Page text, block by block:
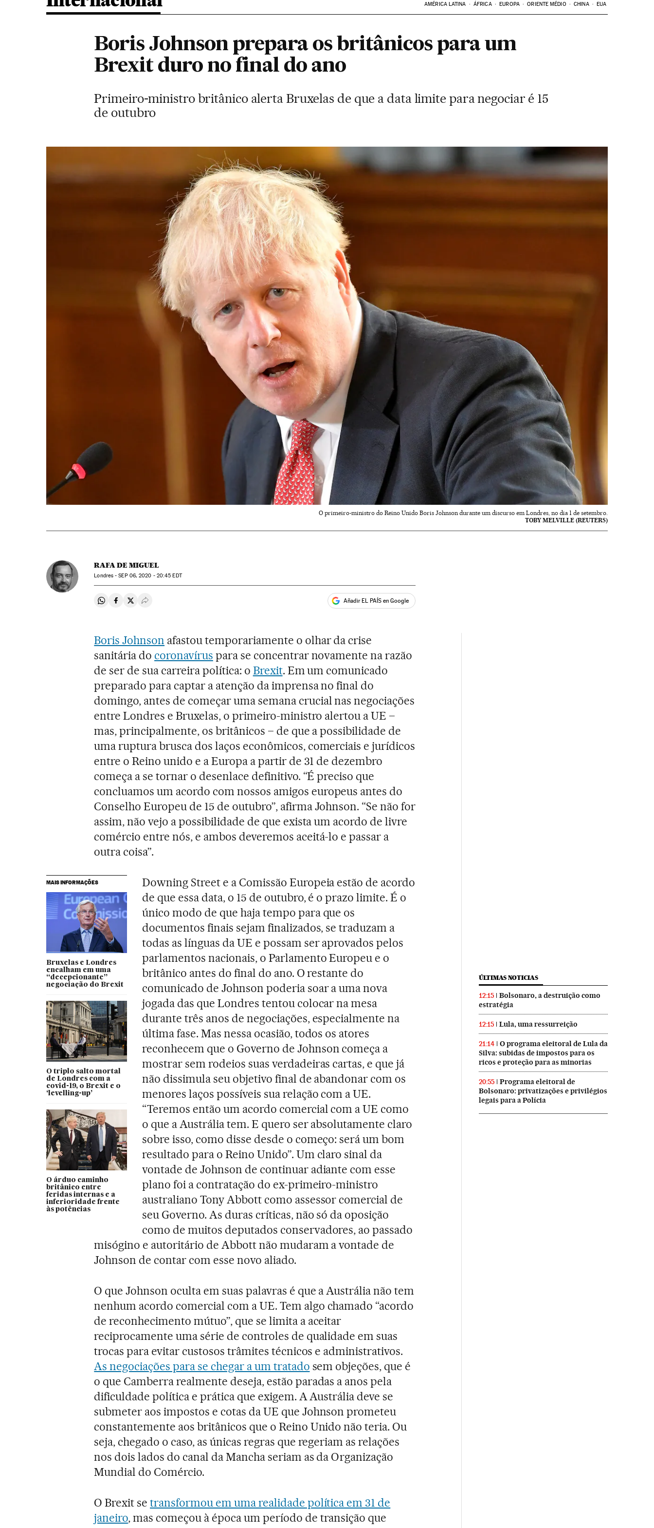
AMÉRICA LATINA ÁFRICA EUROPA ORIENTE MÉDIO CHINA EUA
Boris Johnson prepara os britânicos para um
Brexit duro no final do ano
Primeiro-ministro britânico alerta Bruxelas de que a data limite para negociar é 15
de outubro
O primeiro-ministro do Reino Unido Boris Johnson durante um discurso em Londres, no dia 1 de setembro.
TOBY MELVILLE (REUTERS)
RAFA DE MIGUEL
Londres -SEP06, 2020 - 20:45 EDT
Compartir en Whatsapp
Compartir en Facebook
Compartir en Twitter
Desplegar Redes Sociales Añadir EL PAÍS en Google
Boris Johnson afastou temporariamente o olhar da crise
sanitária do coronavírus para se concentrar novamente na razão
de ser de sua carreira política: o Brexit. Em um comunicado
preparado para captar a atenção da imprensa no final do
domingo, antes de começar uma semana crucial nas negociações
entre Londres e Bruxelas, o primeiro-ministro alertou a UE –
mas, principalmente, os britânicos – de que a possibilidade de
uma ruptura brusca dos laços econômicos, comerciais e jurídicos
entre o Reino unido e a Europa a partir de 31 de dezembro
começa a se tornar o desenlace definitivo. “É preciso que
concluamos um acordo com nossos amigos europeus antes do
Conselho Europeu de 15 de outubro”, afirma Johnson. “Se não for
assim, não vejo a possibilidade de que exista um acordo de livre
comércio entre nós, e ambos deveremos aceitá-lo e passar a
outra coisa”.
MAIS INFORMAÇÕES
Bruxelas e Londres
encalham em uma
“decepcionante”
negociação do Brexit
O triplo salto mortal
de Londres com a
covid-19, o Brexit e o
‘levelling-up’
O árduo caminho
britânico entre
feridas internas e a
inferioridade frente
às potências
Downing Street e a Comissão Europeia estão de acordo
de que essa data, o 15 de outubro, é o prazo limite. É o
único modo de que haja tempo para que os
documentos finais sejam finalizados, se traduzam a
todas as línguas da UE e possam ser aprovados pelos
parlamentos nacionais, o Parlamento Europeu e o
britânico antes do final do ano. O restante do
comunicado de Johnson poderia soar a uma nova
jogada das que Londres tentou colocar na mesa
durante três anos de negociações, especialmente na
última fase. Mas nessa ocasião, todos os atores
reconhecem que o Governo de Johnson começa a
mostrar sem rodeios suas verdadeiras cartas, e que já
não dissimula seu objetivo final de abandonar com os
menores laços possíveis sua relação com a UE.
“Teremos então um acordo comercial com a UE como
o que a Austrália tem. E quero ser absolutamente claro
sobre isso, como disse desde o começo: será um bom
resultado para o Reino Unido”. Um claro sinal da
vontade de Johnson de continuar adiante com esse
plano foi a contratação do ex-primeiro-ministro
australiano Tony Abbott como assessor comercial de
seu Governo. As duras críticas, não só da oposição
como de muitos deputados conservadores, ao passado
misógino e autoritário de Abbott não mudaram a vontade de
Johnson de contar com esse novo aliado.
O que Johnson oculta em suas palavras é que a Austrália não tem
nenhum acordo comercial com a UE. Tem algo chamado “acordo
de reconhecimento mútuo”, que se limita a aceitar
reciprocamente uma série de controles de qualidade em suas
trocas para evitar custosos trâmites técnicos e administrativos.
As negociações para se chegar a um tratado sem objeções, que é
o que Camberra realmente deseja, estão paradas a anos pela
dificuldade política e prática que exigem. A Austrália deve se
submeter aos impostos e cotas da UE que Johnson prometeu
constantemente aos britânicos que o Reino Unido não teria. Ou
seja, chegado o caso, as únicas regras que regeriam as relações
nos dois lados do canal da Mancha seriam as da Organização
Mundial do Comércio.
O Brexit setransformou em uma realidade política em 31 de
janeiro, mas começou à época um período de transição que
ÚLTIMAS NOTICIAS
12:15
Bolsonaro, a destruição como
estratégia
12:15 Lula, uma ressurreição
21:14
O programa eleitoral de Lula da
Silva: subidas de impostos para os
ricos e proteção para as minorias
20:55
Programa eleitoral de
Bolsonaro: privatizações e privilégios
legais para a Polícia